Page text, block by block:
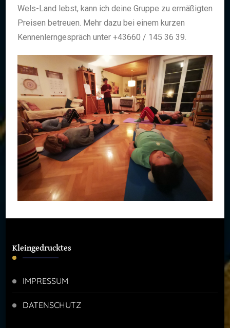
Wels-Land lebst, kann ich deine Gruppe zu ermäßigten
Preisen betreuen. Mehr dazu bei einem kurzen
Kennenlerngespräch unter +43660 / 145 36 39.
Kleingedrucktes
IMPRESSUM
DATENSCHUTZ